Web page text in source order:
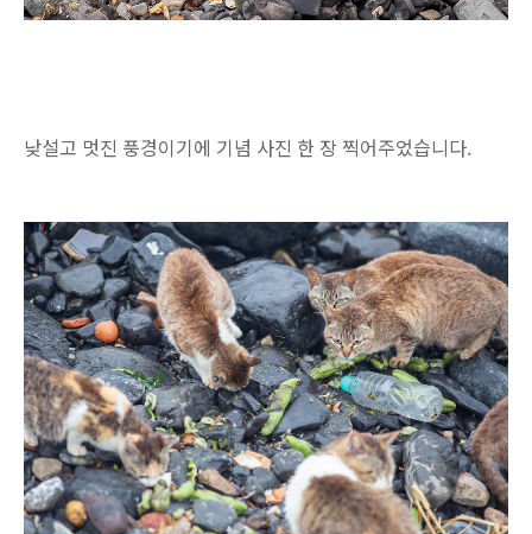
낮설고 멋진 풍경이기에 기념 사진 한 장 찍어주었습니다.